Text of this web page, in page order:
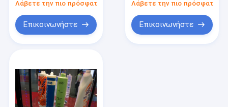
Προϊόντα
Περίπου εμείς
συγκέντρωσης
Λάβετε την πιο πρόσφατη τιμή
Επικοινωνήστε
συσκευασίας
Λάβετε την πιο πρόσφατη
Επικοινωνήστε